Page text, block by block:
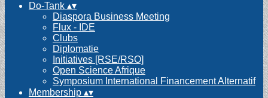
Do-Tank ▴▾
Diaspora Business Meeting
Flux - IDE
Clubs
Diplomatie
Initiatives [RSE/RSO]
Open Science Afrique
Symposium International Financement Alternatif
Membership ▴▾